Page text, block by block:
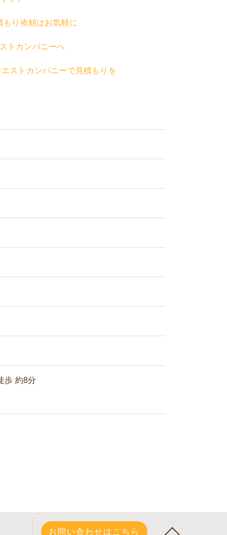
り依頼はお気軽に
トカンパニーへ
ストカンパニーで見積もりを
歩 約8分
お問い合わせはこちら